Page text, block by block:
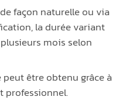
façon naturelle ou via
la durée variant
mois selon
peut être obtenu grâce à
professionnel.